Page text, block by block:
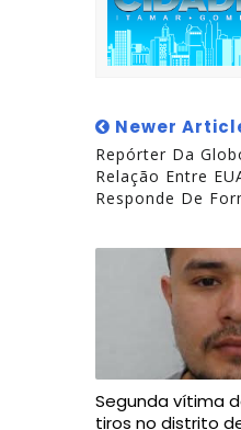
Newer
Repórter Da
Relação Entre
Responde De
Segunda vítima
tiros no distrito